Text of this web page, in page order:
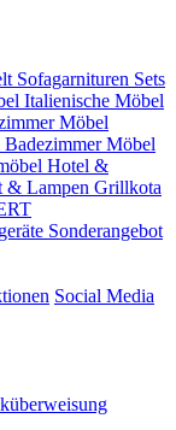
Sofagarnituren Sets
Italienische Möbel
Möbel
Badezimmer Möbel
Hotel &
& Lampen Grillkota
Sonderangebot
Social Media